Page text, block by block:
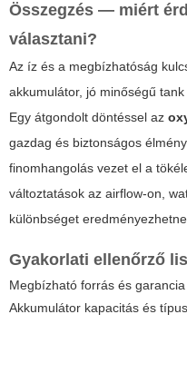
Összegzés — miért
választani?
Az íz és a megbízhatóság
akkumulátor, jó minőségű
Egy átgondolt döntéssel az
gazdag és biztonságos
finomhangolás vezet el a
változtatások az airflow-on,
különbséget
Gyakorlati ellenőrző
Megbízható forrás és garancia
Akkumulátor kapacitás és